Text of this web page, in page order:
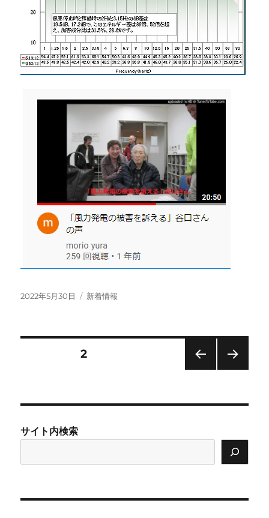
投
2022年5月30日
カ
新着情報
の
ペ
ー
ジ
固定ページ2
サイト内検索